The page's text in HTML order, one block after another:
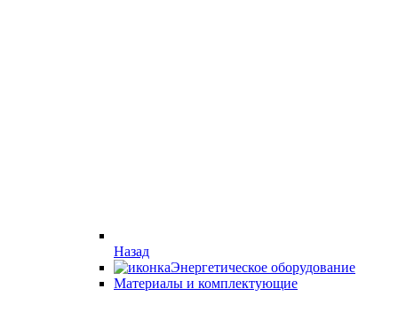
Назад
Энергетическое оборудование
Материалы и комплектующие